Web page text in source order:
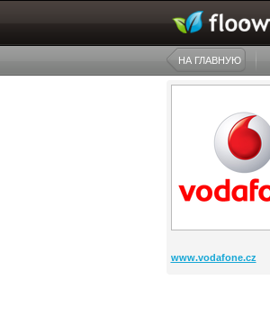
НА ГЛАВНУЮ
www.vodafone.cz